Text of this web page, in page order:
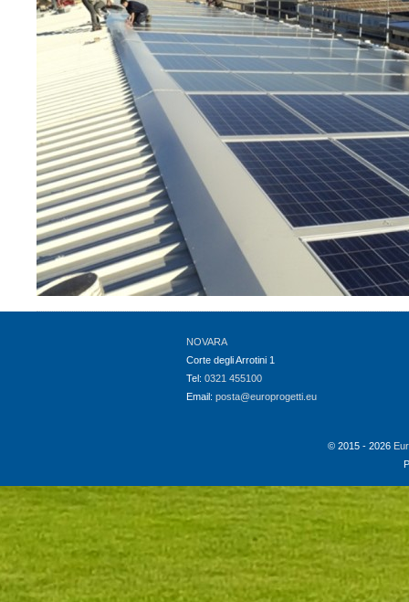
NOVARA
Corte degli Arrotini 1
Tel:0321 455100
Email:posta@europrogetti.eu
© 2015 - 2026